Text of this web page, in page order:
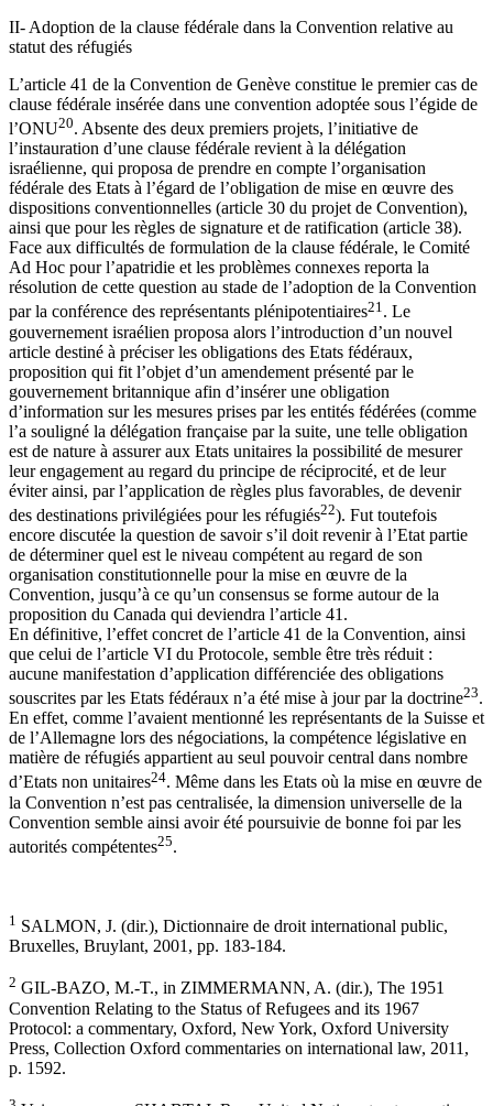
II- Adoption de la clause fédérale dans la Convention relative au
statut des réfugiés
L’article 41 de la Convention de Genève constitue le premier cas de
clause fédérale insérée dans une convention adoptée sous l’égide de
l’ONU20. Absente des deux premiers projets, l’initiative de
l’instauration d’une clause fédérale revient à la délégation
israélienne, qui proposa de prendre en compte l’organisation
fédérale des Etats à l’égard de l’obligation de mise en œuvre des
dispositions conventionnelles (article 30 du projet de Convention),
ainsi que pour les règles de signature et de ratification (article 38).
Face aux difficultés de formulation de la clause fédérale, le Comité
Ad Hoc pour l’apatridie et les problèmes connexes reporta la
résolution de cette question au stade de l’adoption de la Convention
par la conférence des représentants plénipotentiaires21 . Le
gouvernement israélien proposa alors l’introduction d’un nouvel
article destiné à préciser les obligations des Etats fédéraux,
proposition qui fit l’objet d’un amendement présenté par le
gouvernement britannique afin d’insérer une obligation
d’information sur les mesures prises par les entités fédérées (comme
l’a souligné la délégation française par la suite, une telle obligation
est de nature à assurer aux Etats unitaires la possibilité de mesurer
leur engagement au regard du principe de réciprocité, et de leur
éviter ainsi, par l’application de règles plus favorables, de devenir
des destinations privilégiées pour les réfugiés22). Fut toutefois
encore discutée la question de savoir s’il doit revenir à l’Etat partie
de déterminer quel est le niveau compétent au regard de son
organisation constitutionnelle pour la mise en œuvre de la
Convention, jusqu’à ce qu’un consensus se forme autour de la
proposition du Canada qui deviendra l’article 41.
En définitive, l’effet concret de l’article 41 de la Convention, ainsi
que celui de l’article VI du Protocole, semble être très réduit :
aucune manifestation d’application différenciée des obligations
souscrites par les Etats fédéraux n’a été mise à jour par la doctrine23.
En effet, comme l’avaient mentionné les représentants de la Suisse et
de l’Allemagne lors des négociations, la compétence législative en
matière de réfugiés appartient au seul pouvoir central dans nombre
d’Etats non unitaires24. Même dans les Etats où la mise en œuvre de
la Convention n’est pas centralisée, la dimension universelle de la
Convention semble ainsi avoir été poursuivie de bonne foi par les
autorités compétentes25.
1 SALMON, J. (dir.), Dictionnaire de droit international public,
Bruxelles, Bruylant, 2001, pp. 183-184.
2 GIL-BAZO, M.-T., in ZIMMERMANN, A. (dir.), The 1951
Convention Relating to the Status of Refugees and its 1967
Protocol: a commentary, Oxford, New York, Oxford University
Press, Collection Oxford commentaries on international law, 2011,
p. 1592.